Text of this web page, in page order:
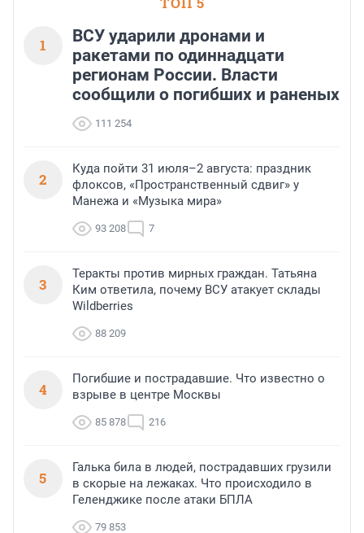
1
ВСУ ударили дронами и
ракетами по одиннадцати
регионам России. Власти
сообщили о погибших и раненых
111 254
2
Куда пойти 31 июля–2 августа: праздник
флоксов, «Пространственный сдвиг» у
Манежа и «Музыка мира»
93 208 7
3
Теракты против мирных граждан. Татьяна
Ким ответила, почему ВСУ атакует склады
Wildberries
88 209
4
Погибшие и пострадавшие. Что известно о
взрыве в центре Москвы
85 878 216
5
Галька била в людей, пострадавших грузили
в скорые на лежаках. Что происходило в
Геленджике после атаки БПЛА
79 853